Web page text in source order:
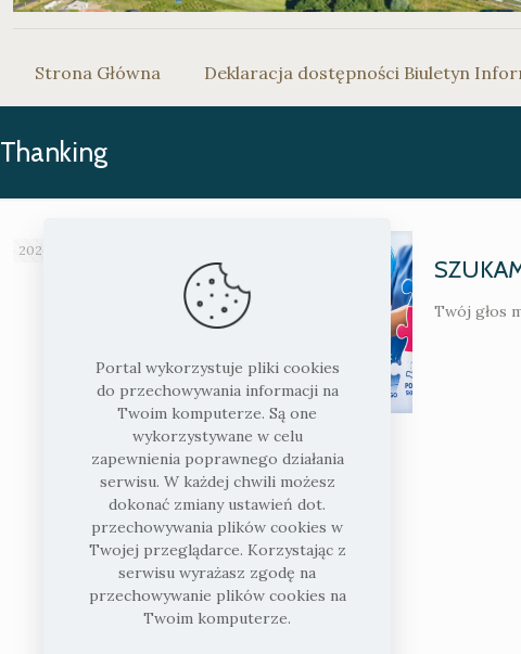
Strona Główna Deklaracja dostępności Biuletyn
Thanking
2026-06-30
Twój głos
Portal wykorzystuje pliki cookies
do przechowywania informacji na
Twoim komputerze. Są one
wykorzystywane w celu
zapewnienia poprawnego działania
serwisu. W każdej chwili możesz
dokonać zmiany ustawień dot.
przechowywania plików cookies w
Twojej przeglądarce. Korzystając z
serwisu wyrażasz zgodę na
przechowywanie plików cookies na
Twoim komputerze.